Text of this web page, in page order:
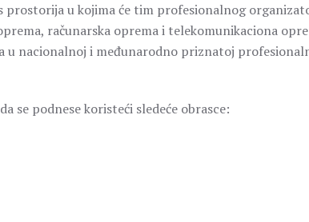
prostorija u kojima će tim profesionalnog
računarska oprema i telekomunikaciona
u nacionalnoj i međunarodno priznatoj
se podnese koristeći sledeće obrasce: